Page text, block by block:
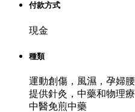
付款方式
現金
種類
運動創傷，風濕，孕婦
提供針灸，中藥和物理
中醫免煎中藥